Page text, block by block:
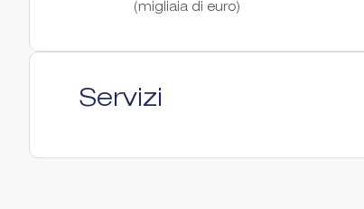
(migliaia di euro)
Servizi